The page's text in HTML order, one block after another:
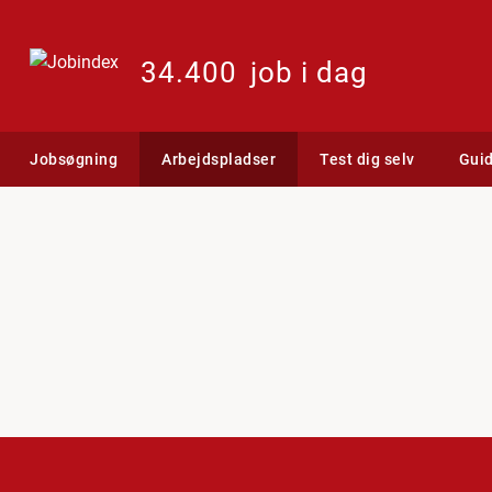
34.400 job i dag
Jobsøgning Arbejdspladser Test dig selv